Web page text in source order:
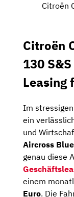
Citroën
Citroën
130
Leasing
Im
ein
und
Aircross
genau diese
einem
Euro. Die